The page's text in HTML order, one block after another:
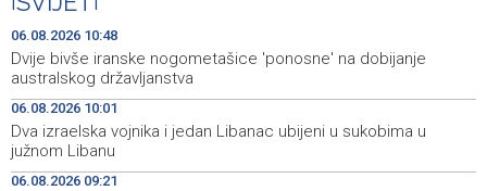
10:20
Centralna banka BiH zvanično aplicirala za pristupanje
SEPA području
Potpisano 97 ugovora o dodjeli poticaja za
samozapošljavanja boraca programa Prvi biznis u ZDK-u
10:05
U Prištini se održava konstituirajuća sjednica Skupštine
Kosova
06.08.2026 10:48
Dvije bivše iranske nogometašice 'ponosne' na dobijanje
australskog državljanstva
06.08.2026 10:01
Dva izraelska vojnika i jedan Libanac ubijeni u sukobima u
južnom Libanu
06.08.2026 09:21